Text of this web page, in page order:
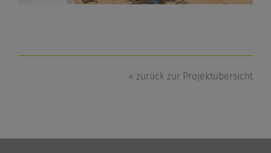
« zurück zur Projektübersicht